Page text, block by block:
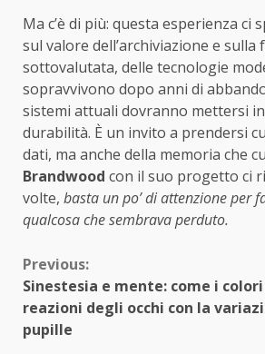
Ma c’è di più: questa esperienza ci
sul valore dell’archiviazione e sulla
sottovalutata, delle tecnologie
sopravvivono dopo anni di
sistemi attuali dovranno mettersi
durabilità. È un invito a prendersi
dati, ma anche della memoria che
Brandwood con il suo progetto ci
volte, basta un po’ di attenzione per
qualcosa che sembrava perduto.
Continue
Reading
Previous:
Sinestesia e mente: come i
reazioni degli occhi con la
pupille